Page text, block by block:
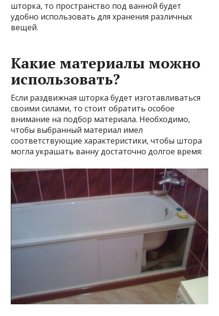
шторка, то пространство под ванной будет
удобно использовать для хранения различных
вещей.
Какие материалы можно
использовать?
Если раздвижная шторка будет изготавливаться
своими силами, то стоит обратить особое
внимание на подбор материала. Необходимо,
чтобы выбранный материал имел
соответствующие характеристики, чтобы штора
могла украшать ванну достаточно долгое время: